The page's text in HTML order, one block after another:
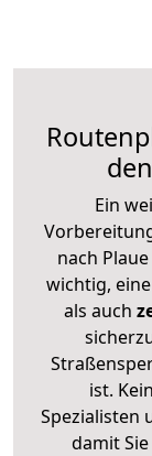
Ein
nach
wichtig,
als auch
ist.
Spezialisten
damit